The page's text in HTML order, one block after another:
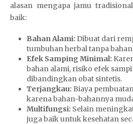
alasan mengapa jamu
baik:
Bahan Alami: Dibuat dari
tumbuhan herbal tanpa
Efek Samping Minimal:
bahan alami, risiko efek
dibandingkan obat sintetis.
Terjangkau: Biaya
karena bahan-bahannya
Multifungsi: Selain
juga baik untuk kesehatan